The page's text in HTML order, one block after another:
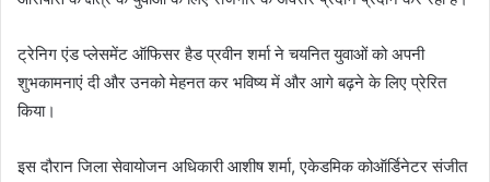
ट्रेनिग एंड प्लेसमेंट ऑफिसर हैड प्रवीन शर्मा ने चयनित युवाओं को अपनी
शुभकामनाएं दी और उनको मेहनत कर भविष्य में और आगे बढ़ने के लिए प्रेरित
किया।
इस दौरान जिला सेवायोजन अधिकारी आशीष शर्मा, एकेडमिक कोऑर्डिनेटर संजीत